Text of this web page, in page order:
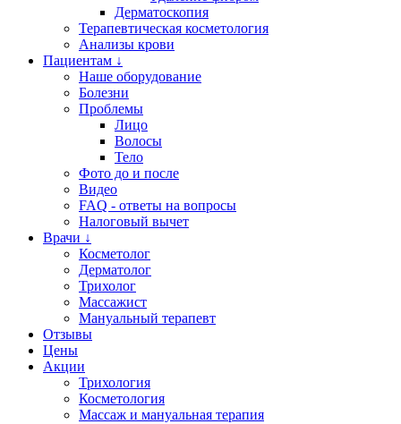
Дерматоскопия
Терапевтическая косметология
Анализы крови
Пациентам ↓
Наше оборудование
Болезни
Проблемы
Лицо
Волосы
Тело
Фото до и после
Видео
FAQ - ответы на вопросы
Налоговый вычет
Врачи ↓
Косметолог
Дерматолог
Трихолог
Массажист
Мануальный терапевт
Отзывы
Цены
Акции
Трихология
Косметология
Массаж и мануальная терапия